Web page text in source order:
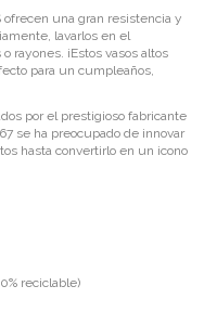
ofrecen una gran resistencia y
lavarlos en el
rayones. ¡Estos vasos altos
para un cumpleaños,
por el prestigioso fabricante
se ha preocupado de innovar
hasta convertirlo en un icono
reciclable)